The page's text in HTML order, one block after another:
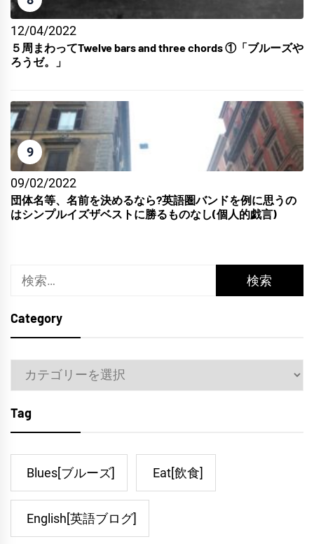
12/04/2022
５周まわってTwelve bars and three chords ①「ブルーズや
ろうゼ。」
9
09/02/2022
団体名等、名前を決めるなら?英語圏バンドを例に思うの
はシンプルイズザベストに勝るものなし(個人的戯言)
Category
Category
Tag
Blues[ブルーズ] Eat[飲食]
English[英語ブログ]